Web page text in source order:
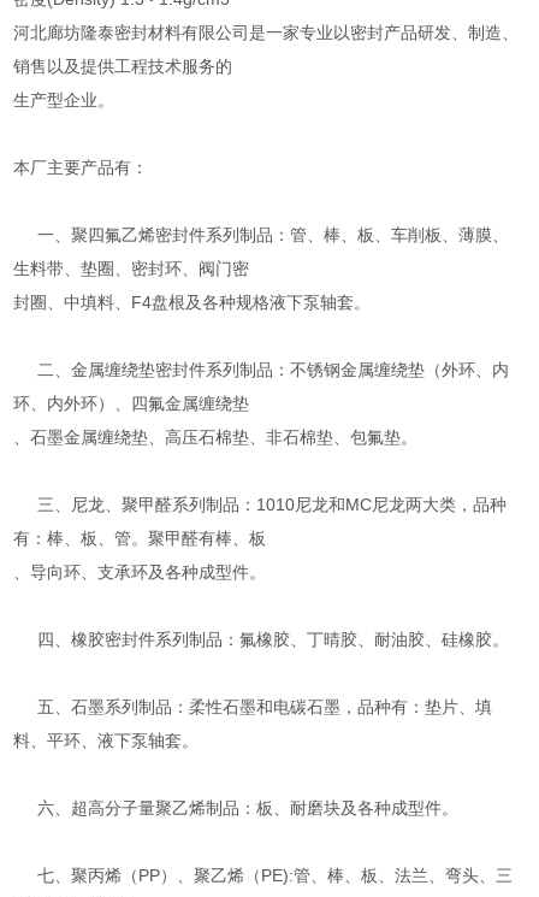
河北廊坊隆泰密封材料有限公司是一家专业以密封产品研发、制造、
销售以及提供工程技术服务的
生产型企业。
本厂主要产品有：
一、聚四氟乙烯密封件系列制品：管、棒、板、车削板、薄膜、
生料带、垫圈、密封环、阀门密
封圈、中填料、F4盘根及各种规格液下泵轴套。
二、金属缠绕垫密封件系列制品：不锈钢金属缠绕垫（外环、内
环、内外环）、四氟金属缠绕垫
、石墨金属缠绕垫、高压石棉垫、非石棉垫、包氟垫。
三、尼龙、聚甲醛系列制品：1010尼龙和MC尼龙两大类，品种
有：棒、板、管。聚甲醛有棒、板
、导向环、支承环及各种成型件。
四、橡胶密封件系列制品：氟橡胶、丁晴胶、耐油胶、硅橡胶。
五、石墨系列制品：柔性石墨和电碳石墨，品种有：垫片、填
料、平环、液下泵轴套。
六、超高分子量聚乙烯制品：板、耐磨块及各种成型件。
七、聚丙烯（PP）、聚乙烯（PE):管、棒、板、法兰、弯头、三